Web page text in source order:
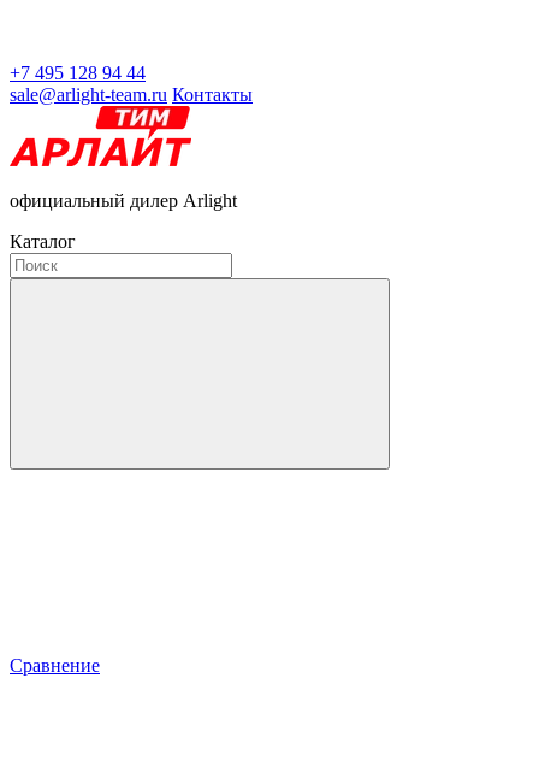
+7 495 128 94 44
sale@arlight-team.ru Контакты
официальный дилер Arlight
Каталог
Сравнение